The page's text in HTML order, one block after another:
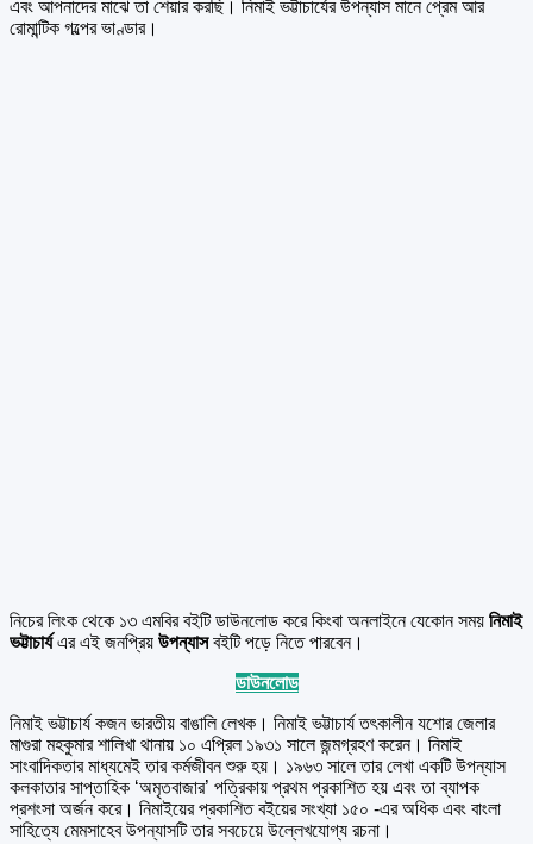
এবং আপনাদের মাঝে তা শেয়ার করছি। নিমাই ভট্টাচার্যের উপন্যাস মানে প্রেম আর
রোমান্টিক গল্পের ভাণ্ডার।
নিচের লিংক থেকে ১৩ এমবির বইটি ডাউনলোড করে কিংবা অনলাইনে যেকোন সময় নিমাই
ভট্টাচার্যএর এই জনপ্রিয় উপন্যাসবইটি পড়ে নিতে পারবেন।
ডাউনলোড
নিমাই ভট্টাচার্য কজন ভারতীয় বাঙালি লেখক। নিমাই ভট্টাচার্য তৎকালীন যশোর জেলার
মাগুরা মহকুমার শালিখা থানায় ১০ এপ্রিল ১৯৩১ সালে জন্মগ্রহণ করেন। নিমাই
সাংবাদিকতার মাধ্যমেই তার কর্মজীবন শুরু হয়। ১৯৬৩ সালে তার লেখা একটি উপন্যাস
কলকাতার সাপ্তাহিক ‘অমৃতবাজার’ পত্রিকায় প্রথম প্রকাশিত হয় এবং তা ব্যাপক
প্রশংসা অর্জন করে। নিমাইয়ের প্রকাশিত বইয়ের সংখ্যা ১৫০ -এর অধিক এবং বাংলা
সাহিত্যে মেমসাহেব উপন্যাসটি তার সবচেয়ে উল্লেখযোগ্য রচনা।